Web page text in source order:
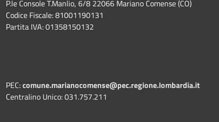
P.le Console T.Manlio, 6/8 22066 Mariano Comense (CO)
Codice Fiscale: 81001190131
Partita IVA: 01358150132
PEC:comune.marianocomense@pec.regione.lombardia.it
Centralino Unico: 031.757.211